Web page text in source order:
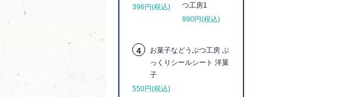
396円(税込)
つ工房1
990円(税込)
4
お菓子などうぶつ工房 ぷ
っくりシールシート 洋菓
子
550円(税込)